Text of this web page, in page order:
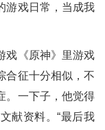
游戏日常，当成我
《原神》里游戏
合征十分相似，不
。一下子，他觉得
献资料。“最后我